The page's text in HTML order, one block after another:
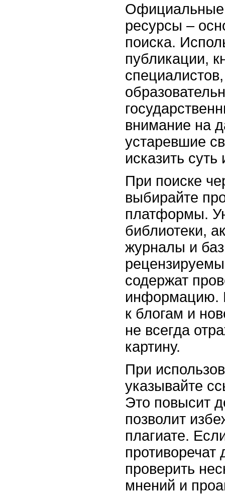
Официальные
ресурсы –
поиска.
публикации,
внимание на
устаревшие
исказить
При поиске
выбирайте
платформы.
библиотеки,
журналы и
содержат
информацию.
к блогам и
не всегда
картину.
При
указывайте
Это повысит
позволит
плагиате.
противоречат
проверить
мнений и